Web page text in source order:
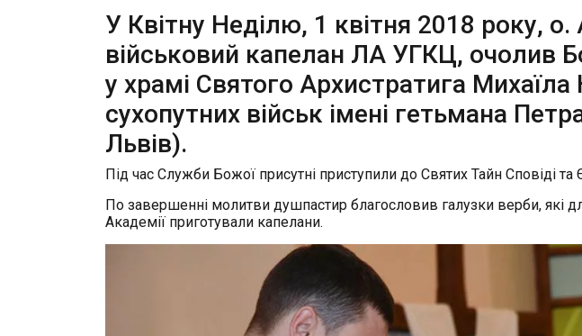
У Квітну Неділю, 1 квітня 2018 року,
військовий капелан ЛА УГКЦ, очолив
у храмі Святого Архистратига Михаїла
сухопутних військ імені гетьмана
Львів).
Під час Служби Божої присутні приступили до Святих Тайн Сповіді та
По завершенні молитви душпастир благословив галузки верби, які
Академії приготували капелани.